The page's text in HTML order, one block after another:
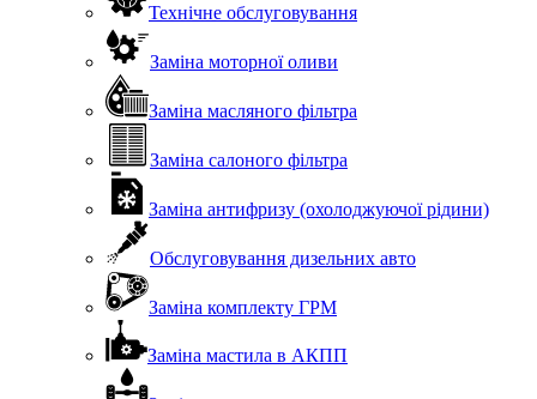
Технічне обслуговування
Заміна моторної оливи
Заміна масляного фільтра
Заміна салоного фільтра
Заміна антифризу (охолоджуючої рідини)
Обслуговування дизельних авто
Заміна комплекту ГРМ
Заміна мастила в АКПП